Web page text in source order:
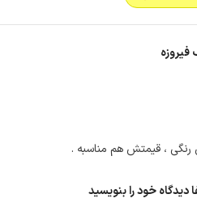
، قیمتش هم مناسبه .
دیدگاه خود را بنویسید